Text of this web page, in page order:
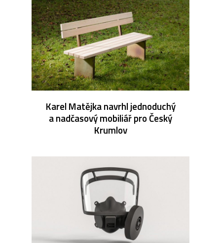
Karel Matějka navrhl jednoduchý
a nadčasový mobiliář pro Český
Krumlov